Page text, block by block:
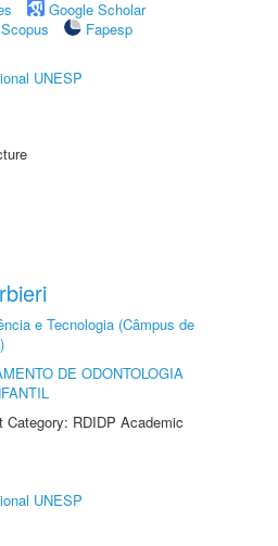
Google Scholar
Scopus
Fapesp
UNESP
e Tecnologia (Câmpus de
DE ODONTOLOGIA
RDIDP Academic
UNESP